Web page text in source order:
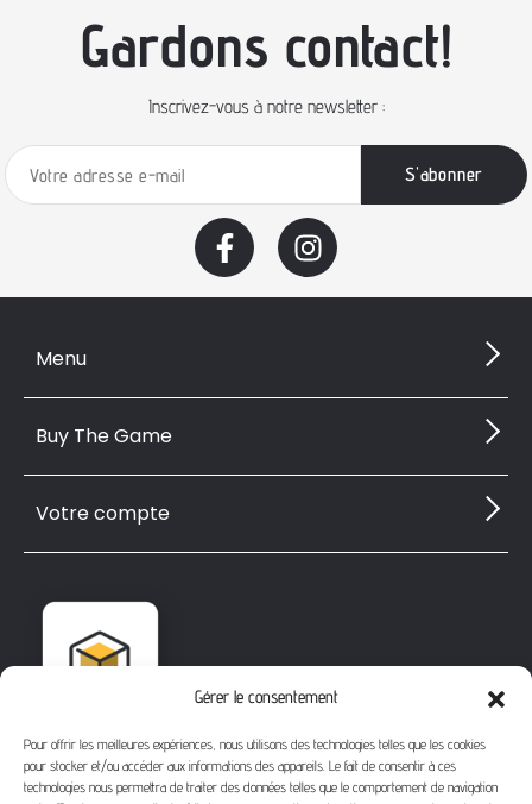
Gérer le consentement
Pour offrir les meilleures expériences, nous utilisons des technologies telles que les cookies
pour stocker et/ou accéder aux informations des appareils. Le fait de consentir à ces
technologies nous permettra de traiter des données telles que le comportement de navigation
Gardons contact!
Inscrivez-vous à notre newsletter :
Menu
Buy The Game
Votre compte